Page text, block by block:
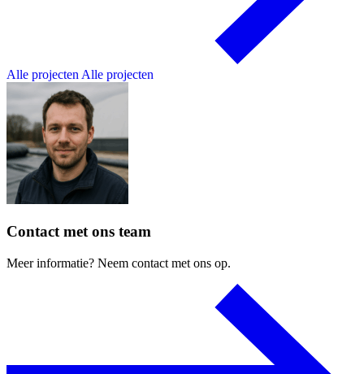
Alle projecten Alle projecten
Contact met ons team
Meer informatie? Neem contact met ons op.